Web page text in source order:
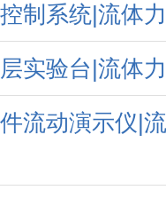
制系统|流体
实验台|流体
流动演示仪|